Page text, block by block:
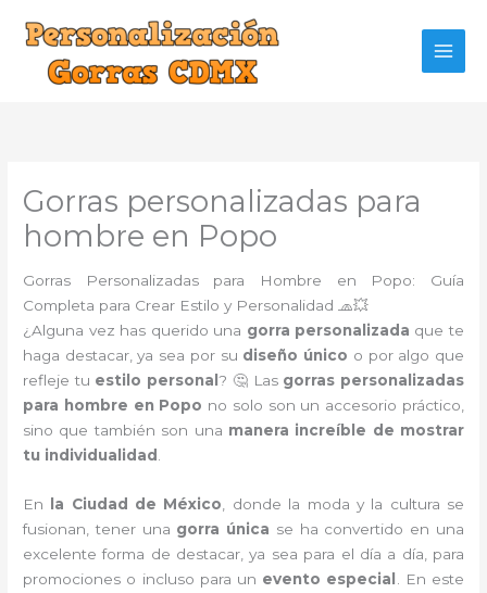
contenido
Gorras personalizadas para
hombre en Popo
Gorras Personalizadas para Hombre en Popo: Guía
Completa para Crear Estilo y Personalidad 🧢💥
¿Alguna vez has querido una gorra personalizada que te
haga destacar, ya sea por su diseño único o por algo que
refleje tu estilo personal ? 🤔 Las gorras personalizadas
para hombre en Popo no solo son un accesorio práctico,
sino que también son una manera increíble de mostrar
tu individualidad .
En la Ciudad de México , donde la moda y la cultura se
fusionan, tener una gorra única se ha convertido en una
excelente forma de destacar, ya sea para el día a día, para
promociones o incluso para un evento especial
. En este